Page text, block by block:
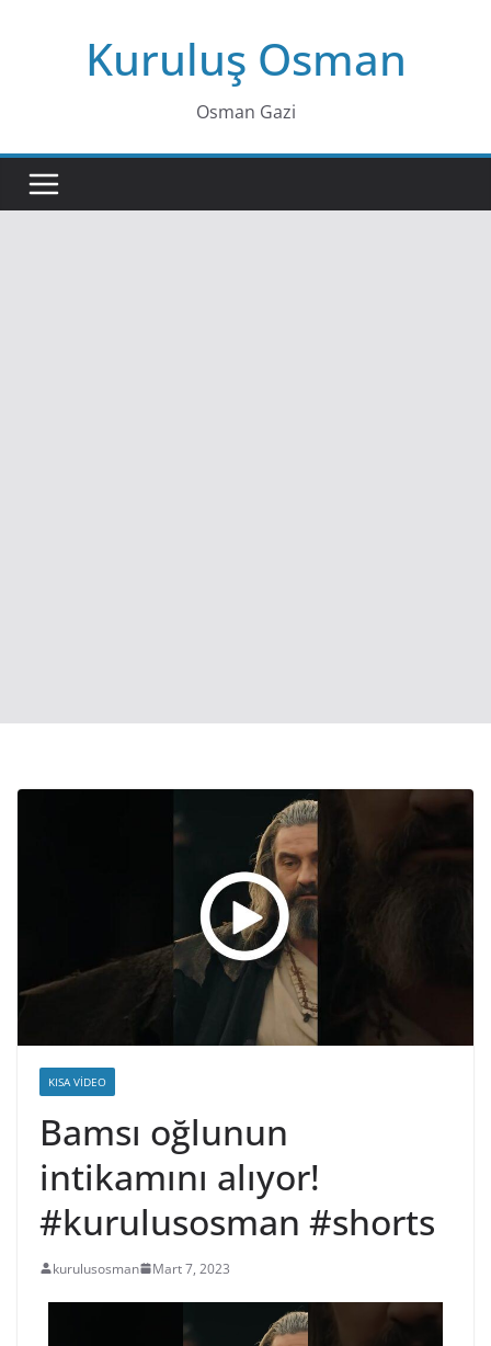
Kuruluş Osman
Osman Gazi
KISA VIDEO
Bamsı oğlunun
intikamını alıyor!
#kurulusosman #shorts
kurulusosman Mart 7, 2023